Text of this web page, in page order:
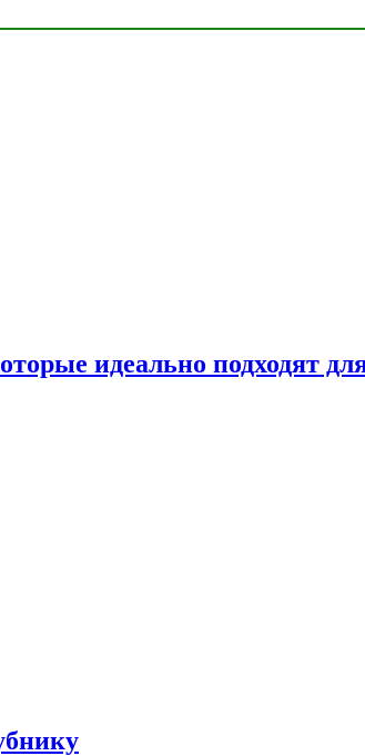
идеально подходят